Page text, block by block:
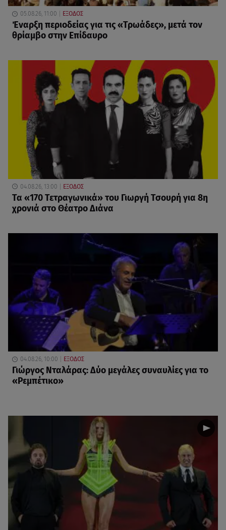
05.08.26, 11:00 ΕΞΟΔΟΣ
Έναρξη περιοδείας για τις «Τρωάδες», μετά τον
θρίαμβο στην Επίδαυρο
04.08.26, 13:00 ΕΞΟΔΟΣ
Τα «170 Τετραγωνικά» του Γιωργή Τσουρή για 8η
χρονιά στο Θέατρο Διάνα
04.08.26, 10:00 ΕΞΟΔΟΣ
Γιώργος Νταλάρας: Δύο μεγάλες συναυλίες για το
«Ρεμπέτικο»